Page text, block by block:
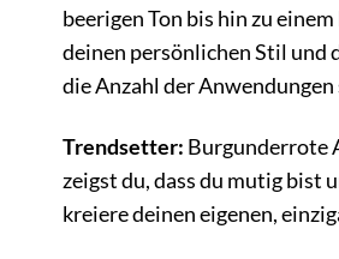
beerigen Ton bis hin zu
deinen persönlichen Stil und
die Anzahl der Anwendungen
Trendsetter: Burgunderrote
zeigst du, dass du mutig bist
kreiere deinen eigenen,